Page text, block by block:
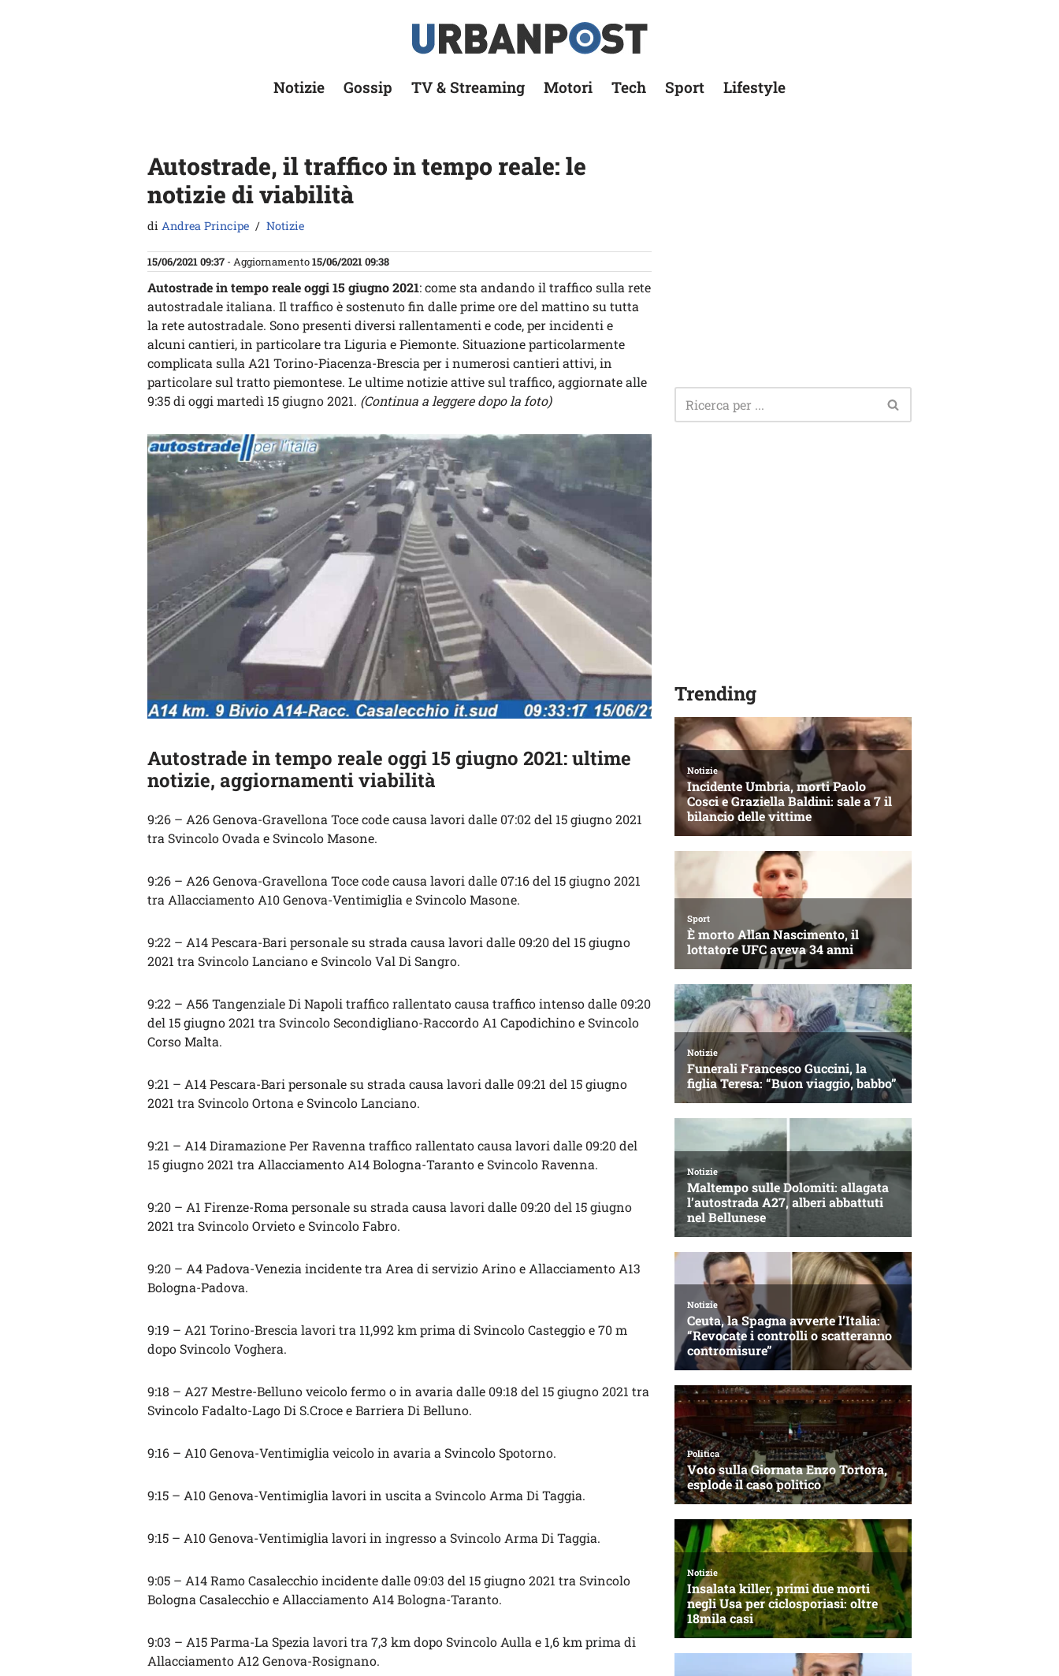
Notizie Gossip TV & Streaming Motori Tech Sport Lifestyle
Autostrade, il traffico in tempo reale: le
notizie di viabilità
di Andrea Principe Notizie
15/06/2021 09:37 - Aggiornamento15/06/2021 09:38
Autostrade in tempo reale oggi 15 giugno 2021: come sta andando il traffico sulla rete
autostradale italiana. Il traffico è sostenuto fin dalle prime ore del mattino su tutta
la rete autostradale. Sono presenti diversi rallentamenti e code, per incidenti e
alcuni cantieri, in particolare tra Liguria e Piemonte. Situazione particolarmente
complicata sulla A21 Torino-Piacenza-Brescia per i numerosi cantieri attivi, in
particolare sul tratto piemontese. Le ultime notizie attive sul traffico, aggiornate alle
9:35 di oggi martedì 15 giugno 2021. (Continua a leggere dopo la foto)
Autostrade in tempo reale oggi 15 giugno 2021: ultime
notizie, aggiornamenti viabilità
9:26 – A26 Genova-Gravellona Toce code causa lavori dalle 07:02 del 15 giugno 2021
tra Svincolo Ovada e Svincolo Masone.
9:26 – A26 Genova-Gravellona Toce code causa lavori dalle 07:16 del 15 giugno 2021
tra Allacciamento A10 Genova-Ventimiglia e Svincolo Masone.
9:22 – A14 Pescara-Bari personale su strada causa lavori dalle 09:20 del 15 giugno
2021 tra Svincolo Lanciano e Svincolo Val Di Sangro.
9:22 – A56 Tangenziale Di Napoli traffico rallentato causa traffico intenso dalle 09:20
del 15 giugno 2021 tra Svincolo Secondigliano-Raccordo A1 Capodichino e Svincolo
Corso Malta.
9:21 – A14 Pescara-Bari personale su strada causa lavori dalle 09:21 del 15 giugno
2021 tra Svincolo Ortona e Svincolo Lanciano.
9:21 – A14 Diramazione Per Ravenna traffico rallentato causa lavori dalle 09:20 del
15 giugno 2021 tra Allacciamento A14 Bologna-Taranto e Svincolo Ravenna.
9:20 – A1 Firenze-Roma personale su strada causa lavori dalle 09:20 del 15 giugno
2021 tra Svincolo Orvieto e Svincolo Fabro.
9:20 – A4 Padova-Venezia incidente tra Area di servizio Arino e Allacciamento A13
Bologna-Padova.
9:19 – A21 Torino-Brescia lavori tra 11,992 km prima di Svincolo Casteggio e 70 m
dopo Svincolo Voghera.
9:18 – A27 Mestre-Belluno veicolo fermo o in avaria dalle 09:18 del 15 giugno 2021 tra
Svincolo Fadalto-Lago Di S.Croce e Barriera Di Belluno.
9:16 – A10 Genova-Ventimiglia veicolo in avaria a Svincolo Spotorno.
9:15 – A10 Genova-Ventimiglia lavori in uscita a Svincolo Arma Di Taggia.
9:15 – A10 Genova-Ventimiglia lavori in ingresso a Svincolo Arma Di Taggia.
9:05 – A14 Ramo Casalecchio incidente dalle 09:03 del 15 giugno 2021 tra Svincolo
Bologna Casalecchio e Allacciamento A14 Bologna-Taranto.
9:03 – A15 Parma-La Spezia lavori tra 7,3 km dopo Svincolo Aulla e 1,6 km prima di
Allacciamento A12 Genova-Rosignano.
Trending